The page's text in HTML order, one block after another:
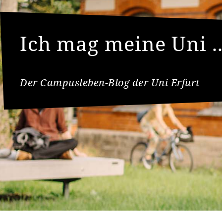
Ich mag meine Uni
Der Campusleben-Blog der Uni Erfurt